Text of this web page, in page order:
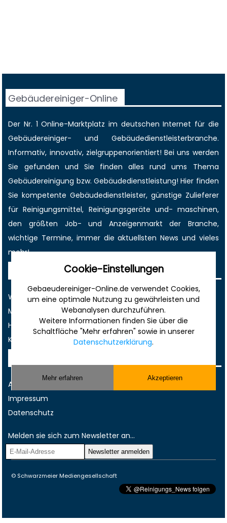
Gebäudereiniger-Online
Der Nr. 1 Online-Marktplatz im deutschen Internet für die
Gebäudereiniger- und Gebäudedienstleisterbranche.
Informativ, innovativ, zielgruppenorientiert! Bei uns werden
Sie gefunden und Sie finden alles rund ums Thema
Gebäudereinigung bzw. Gebäudedienstleistung! Hier finden
Sie kompetente Gebäudedienstleister, günstige Zulieferer
für Reinigungsmittel, Reinigungsgeräte und- maschinen,
den größten Job- und Anzeigenmarkt der Branche,
wichtige Termine, immer dieaktuellsten News und vieles
mehr!
Werbung
Musterverträge und Vorlagen
Hilfe
Kontakt
AGB
Impressum
Datenschutz
Melden sie sich zum Newsletter an...
© Schwarzmeier Mediengesellschaft
Cookie-Einstellungen
Gebaeudereiniger-Online.de verwendet Cookies,
um eine optimale Nutzung zu gewährleisten und
Webanalysen durchzuführen.
Weitere Informationen finden Sie über die
Schaltfläche "Mehr erfahren" sowie in unserer
Datenschutzerklärung.
Mehr erfahren Akzeptieren